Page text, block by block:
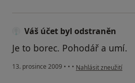
Váš účet byl odstraněn
Je to borec. Pohodář a umí.
13. prosince 2009 • • • podle názoru
Nahlásit zneužití